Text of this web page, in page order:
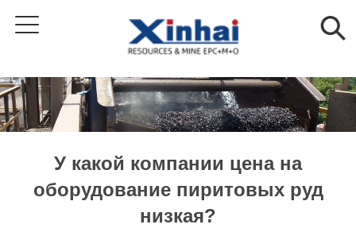
У какой компании цена на
оборудование пиритовых руд
низкая?